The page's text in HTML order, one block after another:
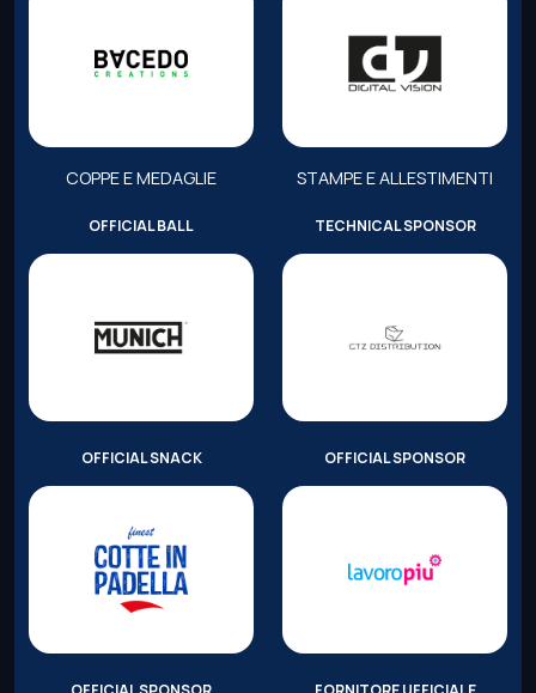
COPPE E MEDAGLIE STAMPE E ALLESTIMENTI
OFFICIAL BALL TECHNICAL SPONSOR
OFFICIAL SNACK OFFICIAL SPONSOR